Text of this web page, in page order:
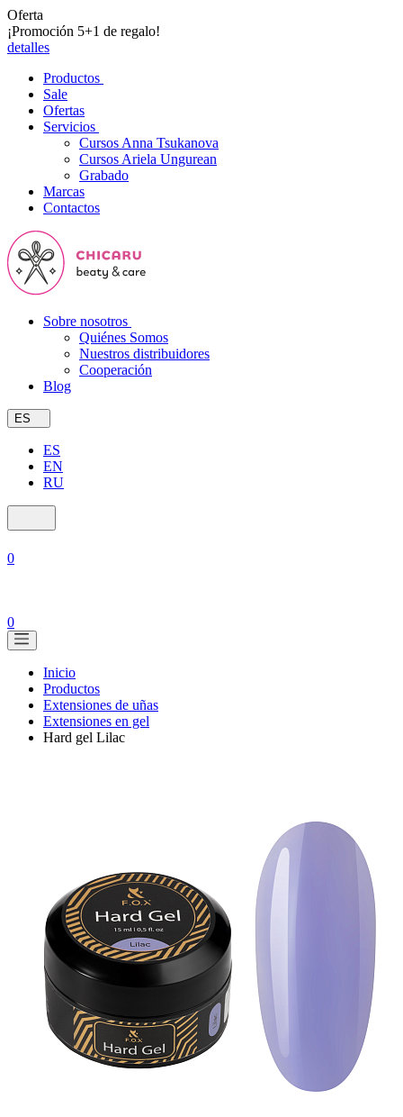
Oferta
¡Promoción 5+1 de regalo!
detalles
Productos
Sale
Ofertas
Servicios
Cursos Anna Tsukanova
Cursos Ariela Ungurean
Grabado
Marcas
Contactos
Sobre nosotros
Quiénes Somos
Nuestros distribuidores
Cooperación
Blog
ES
ES
EN
RU
0
0
Inicio
Productos
Extensiones de uñas
Extensiones en gel
Hard gel Lilac